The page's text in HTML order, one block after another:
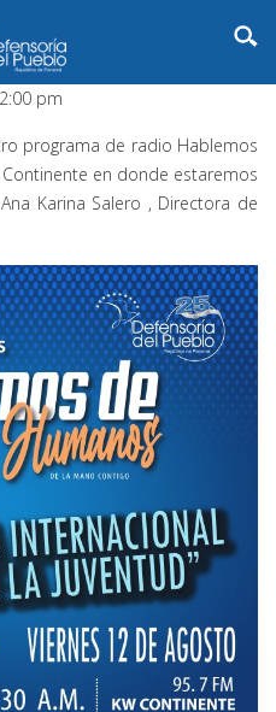
pm
programa de radio Hablemos
en donde estaremos
Karina Salero , Directora de